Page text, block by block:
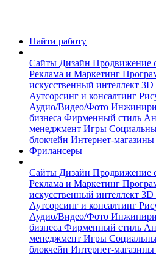
Найти работу
Сайты Дизайн Продвижение
Реклама и Маркетинг
искусственный интеллект 3D
Аутсорсинг и консалтинг
Аудио/Видео/Фото
бизнеса Фирменный стиль
менеджмент Игры
блокчейн Интернет-магазины
Фрилансеры
Сайты Дизайн Продвижение
Реклама и Маркетинг
искусственный интеллект 3D
Аутсорсинг и консалтинг
Аудио/Видео/Фото
бизнеса Фирменный стиль
менеджмент Игры
блокчейн Интернет-магазины